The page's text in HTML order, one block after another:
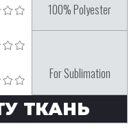
100% Polyester
For Sublimation
ТКАНЬ